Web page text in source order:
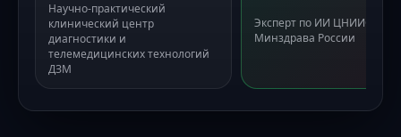
Научно-практический
клинический центр
диагностики и
телемедицинских технологий
ДЗМ
Эксперт по ИИ ЦНИИОИЗ
Минздрава России